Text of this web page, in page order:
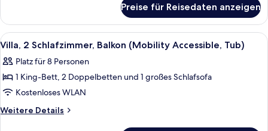
Transfer
Shower)
anzeigen
1
Schlafzimmer,
Balkon
Accessible,
Transfer
Preise für Reisedaten anzeigen
Alle
Fotos
für
Villa,
2 Schlafzimmer,
Balkon
Eine Küche mit Holzausstattung,
11
Villa, 2 Schlafzimmer, Balkon (Mobility Accessible, Tub)
Platz für 8 Personen
1 King-Bett, 2 Doppelbetten und 1 großes Schlafsofa
Kostenloses WLAN
Weitere Details
Weitere